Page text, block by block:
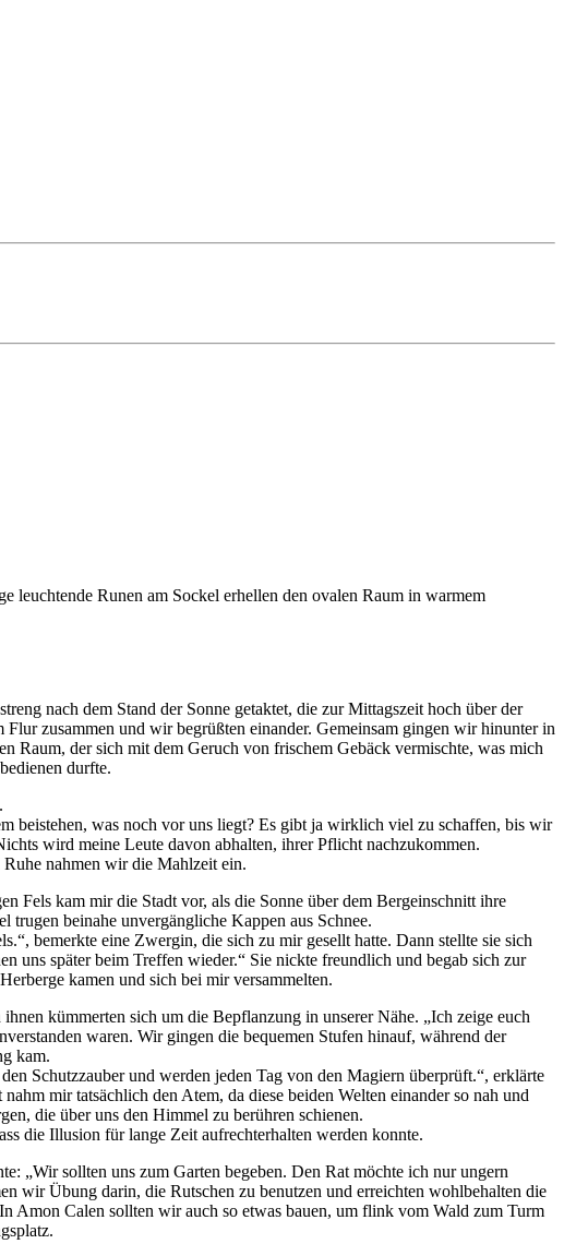
nach dem Stand der Sonne getaktet, die zur Mittagszeit hoch über der
zusammen und wir begrüßten einander. Gemeinsam gingen wir hinunter in
Raum, der sich mit dem Geruch von frischem Gebäck vermischte, was mich
durfte.
beistehen, was noch vor uns liegt? Es gibt ja wirklich viel zu schaffen, bis wir
wird meine Leute davon abhalten, ihrer Pflicht nachzukommen.
nahmen wir die Mahlzeit ein.
Fels kam mir die Stadt vor, als die Sonne über dem Bergeinschnitt ihre
beinahe unvergängliche Kappen aus Schnee.
bemerkte eine Zwergin, die sich zu mir gesellt hatte. Dann stellte sie sich
uns später beim Treffen wieder.“ Sie nickte freundlich und begab sich zur
kamen und sich bei mir versammelten.
kümmerten sich um die Bepflanzung in unserer Nähe. „Ich zeige euch
waren. Wir gingen die bequemen Stufen hinauf, während der
kam.
Schutzzauber und werden jeden Tag von den Magiern überprüft.“, erklärte
mir tatsächlich den Atem, da diese beiden Welten einander so nah und
die über uns den Himmel zu berühren schienen.
die Illusion für lange Zeit aufrechterhalten werden konnte.
„Wir sollten uns zum Garten begeben. Den Rat möchte ich nur ungern
wir Übung darin, die Rutschen zu benutzen und erreichten wohlbehalten die
Amon Calen sollten wir auch so etwas bauen, um flink vom Wald zum Turm